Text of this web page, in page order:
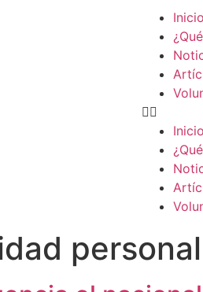
Inicio
Inicio
personal